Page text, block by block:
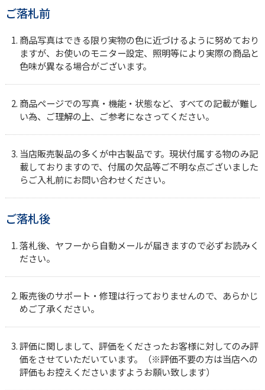
ご落札前
商品写真はできる限り実物の色に近づけるように努めており
ますが、お使いのモニター設定、照明等により実際の商品と
色味が異なる場合がございます。
商品ページでの写真・機能・状態など、すべての記載が難し
い為、ご理解の上、ご参考になさってください。
当店販売製品の多くが中古製品です。現状付属する物のみ記
載しておりますので、付属の欠品等ご不明な点ございました
らご入札前にお問い合わせください。
ご落札後
落札後、ヤフーから自動メールが届きますので必ずお読みく
ださい。
販売後のサポート・修理は行っておりませんので、あらかじ
めご了承ください。
評価に関しまして、評価をくださったお客様に対してのみ評
価をさせていただいています。（※評価不要の方は当店への
評価もお控えくださいますようお願い致します）